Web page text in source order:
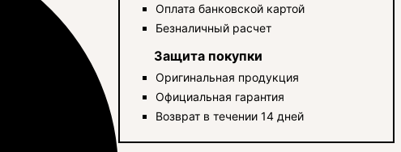
Оплата банковской картой
Безналичный расчет
Защита покупки
Оригинальная продукция
Официальная гарантия
Возврат в течении 14 дней